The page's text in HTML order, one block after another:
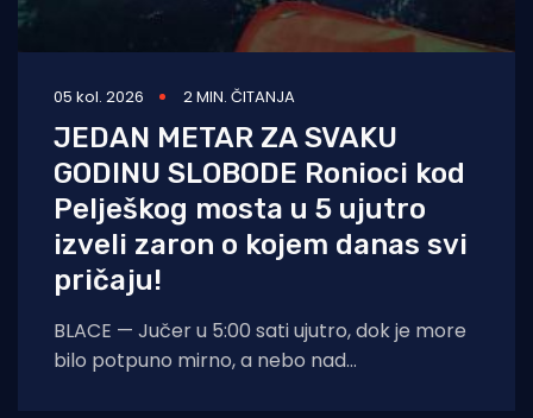
05 kol. 2026 2 MIN. ČITANJA
JEDAN METAR ZA SVAKU
GODINU SLOBODE Ronioci kod
Pelješkog mosta u 5 ujutro
izveli zaron o kojem danas svi
pričaju!
BLACE — Jučer u 5:00 sati ujutro, dok je more
bilo potpuno mirno, a nebo nad